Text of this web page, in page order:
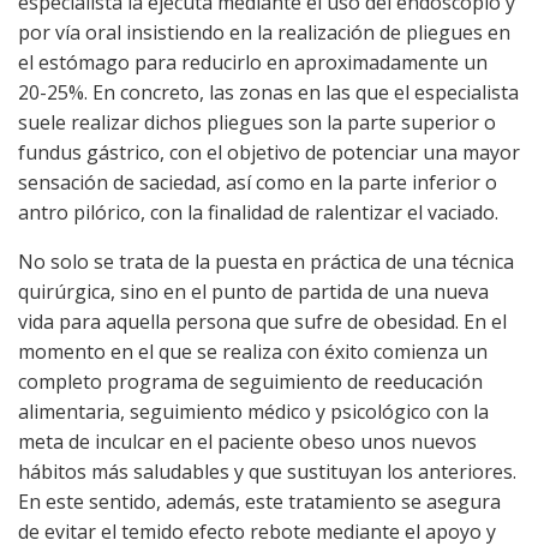
por vía oral insistiendo en la realización de pliegues en
el estómago para reducirlo en aproximadamente un
20-25%. En concreto, las zonas en las que el especialista
suele realizar dichos pliegues son la parte superior o
fundus gástrico, con el objetivo de potenciar una mayor
sensación de saciedad, así como en la parte inferior o
antro pilórico, con la finalidad de ralentizar el vaciado.
No solo se trata de la puesta en práctica de una técnica
quirúrgica, sino en el punto de partida de una nueva
vida para aquella persona que sufre de obesidad. En el
momento en el que se realiza con éxito comienza un
completo programa de seguimiento de reeducación
alimentaria, seguimiento médico y psicológico con la
meta de inculcar en el paciente obeso unos nuevos
hábitos más saludables y que sustituyan los anteriores.
En este sentido, además, este tratamiento se asegura
de evitar el temido efecto rebote mediante el apoyo y